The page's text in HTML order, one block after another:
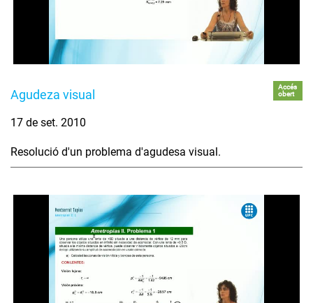
Agudeza visual
Accés
obert
17 de set. 2010
Resolució d'un problema d'agudesa visual.